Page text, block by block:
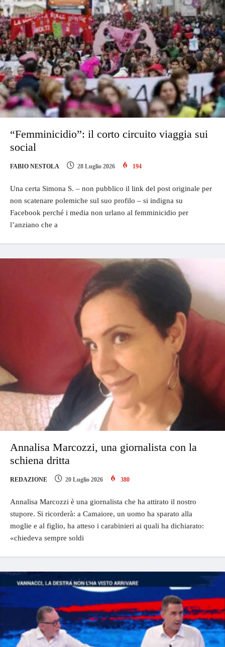
“Femminicidio”: il corto circuito viaggia sui
social
FABIO NESTOLA 28 Luglio 2026 194
Una certa Simona S. – non pubblico il link del post originale per
non scatenare polemiche sul suo profilo – si indigna su
Facebook perché i media non urlano al femminicidio per
l’anziano che a
Annalisa Marcozzi, una giornalista con la
schiena dritta
REDAZIONE 20 Luglio 2026 380
Annalisa Marcozzi è una giornalista che ha attirato il nostro
stupore. Si ricorderà: a Camaiore, un uomo ha sparato alla
moglie e al figlio, ha atteso i carabinieri ai quali ha dichiarato:
«chiedeva sempre soldi